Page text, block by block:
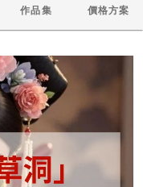
作品集 價格方案